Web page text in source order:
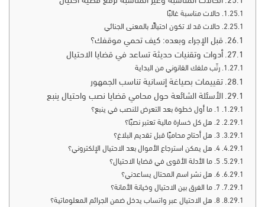
حالات مناسبة غالبًا
حالات قد لا تكون احتيالًا بالمعنى الجنائي
قبل الإجراء وبعده: كيف تحمي موقفك؟
أدوات وتقنيات حديثة تساعد في قضايا الاحتيال
رتّب ملفك القانوني من البداية
تقييمات بصياغة إنسانية تناسب الجمهور
الأسئلة الشائعة حول محامي قضايا نصب واحتيال ينبع
1. ما أول خطوة بعد التعرض للنصب في ينبع؟
2. هل كل خسارة مالية تعتبر نصبًا؟
3. هل أحتاج محاميًا قبل تقديم البلاغ؟
4. هل يمكن استرجاع الأموال بعد الاحتيال الإلكتروني؟
5. ما الأدلة الأقوى في قضايا الاحتيال؟
6. هل نشر اسم المحتال يساعدني؟
7. ما الفرق بين الاحتيال وخيانة الأمانة؟
8. هل الاحتيال عبر واتساب يدخل ضمن الجرائم المعلوماتية؟